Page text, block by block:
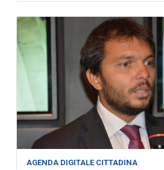
AGENDA DIGITALE CITTADINA